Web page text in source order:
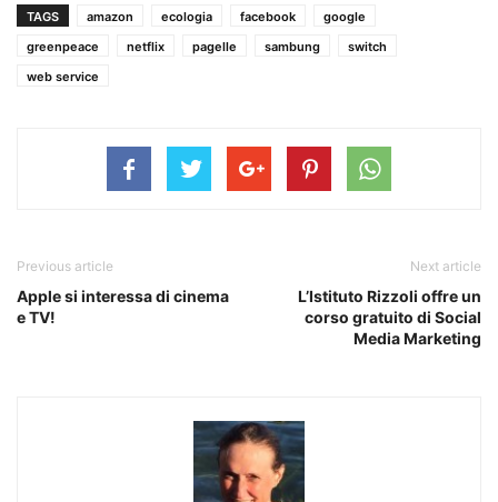
TAGS amazon ecologia facebook
google
greenpeace
netflix pagelle sambung
switch
web service
Previous article
Apple si interessa di cinema
e TV!
Next article
L’Istituto Rizzoli offre un
corso gratuito di Social
Media Marketing